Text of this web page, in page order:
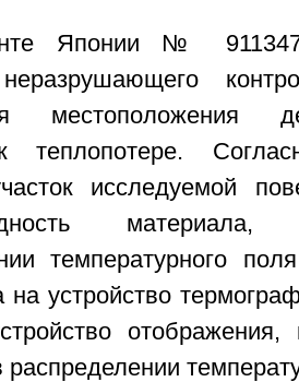
Японии №
неразрушающего
местоположения
теплопотере.
исследуемой
температурного
на устройство
отображения,
распределении